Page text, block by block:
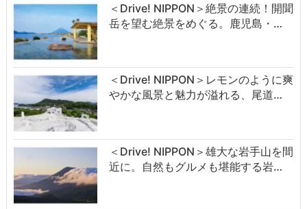
＜Drive! NIPPON＞絶景の連続！開聞
岳を望む絶景をめぐる。鹿児島・…
＜Drive! NIPPON＞レモンのように爽
やかな風景と魅力が溢れる、尾道…
＜Drive! NIPPON＞雄大な岩手山を間
近に。自然もグルメも堪能する岩…